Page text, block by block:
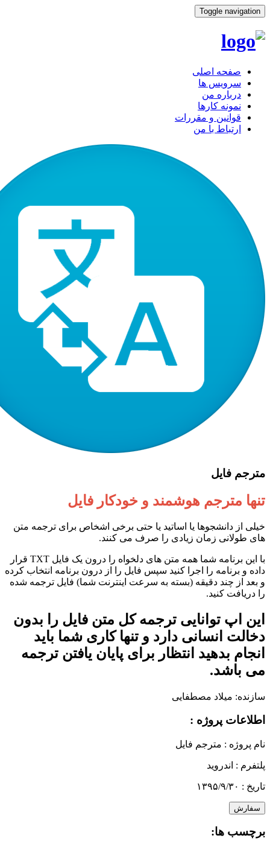
Toggle navigation
صفحه اصلی
سرویس ها
درباره من
نمونه کارها
قوانین و مقررات
ارتباط با من
مترجم فایل
تنها مترجم هوشمند و خودکار فایل
خیلی از دانشجوها یا اساتید یا حتی برخی اشخاص برای ترجمه متن
های طولانی زمان زیادی را صرف می کنند.
با این برنامه شما همه متن های دلخواه را درون یک فایل TXT قرار
داده و برنامه را اجرا کنید سپس فایل را از درون برنامه انتخاب کرده
و بعد از چند دقیقه (بسته به سرعت اینترنت شما) فایل ترجمه شده
را دریافت کنید.
این اپ توانایی ترجمه کل متن فایل را بدون
دخالت انسانی دارد و تنها کاری شما باید
انجام بدهید انتظار برای پایان یافتن ترجمه
می باشد.
سازنده: میلاد مصطفایی
اطلاعات پروژه :
نام پروژه : مترجم فایل
پلتفرم : اندروید
تاریخ : ۱۳۹۵/۹/۳۰
سفارش
برچسب ها: